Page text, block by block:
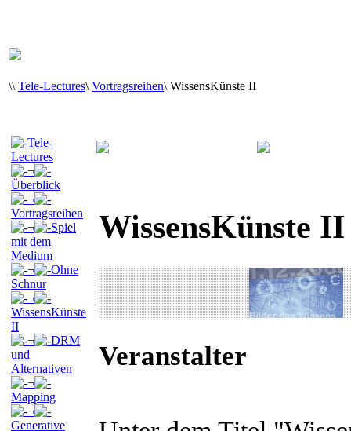
\\ Tele-Lectures\ Vortragsreihen\ WissensKünste II
Tele-
Lectures
¬
Überblick
¬
Vortragsreihen
¬
Spiel
mit dem
Medium
¬
Ohne
Schnur
¬
WissensKünste
II
¬
DRM
und
Alternativen
¬
Mapping
¬
Generative
WissensKünste
Veranstalter